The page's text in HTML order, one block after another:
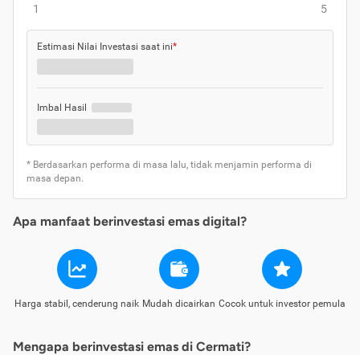
1 5
Estimasi Nilai Investasi saat ini*
Imbal Hasil
* Berdasarkan performa di masa lalu, tidak menjamin performa di
masa depan.
Apa manfaat berinvestasi emas digital?
Harga stabil, cenderung naik Mudah dicairkan Cocok untuk investor pemula
Mengapa berinvestasi emas di Cermati?